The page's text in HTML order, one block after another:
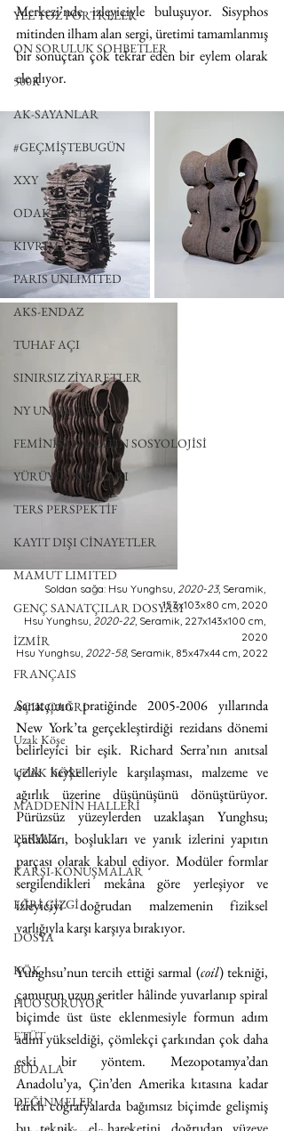
YEL TOZ PORTRELER
ON SORULUK SOHBETLER
500K
AK-SAYANLAR
#GEÇMİŞTEBUGÜN
XXY
ODAK: RESİM
KIVRIM
PARIS UNLIMITED
AKS-ENDAZ
TUHAF AÇI
SINIRSIZ ZİYARETLER
NY UNLIMITED
FEMİNİST SANATIN SOSYOLOJİSİ
YÜRÜYÜŞ NOTLARI
TERS PERSPEKTİF
KAYIT DIŞI CİNAYETLER
MAMUT LIMITED
GENÇ SANATÇILAR DOSYASI
İZMİR
FRANÇAIS
AÇIK ÇAĞRI
Uzak Köşe
UZAK KÖŞE
MADDENİN HALLERİ
PERVAZ
KARŞI-KONUŞMALAR
EĞRİ ÇİZGİ
DOSYA
KÖK
HUO SORUYOR
ETÜT
BUDALA
DEĞİNMELER
Merkezi’nde izleyiciyle buluşuyor. Sisyphos
mitinden ilham alan sergi, üretimi tamamlanmış
bir sonuçtan çok tekrar eden bir eylem olarak
ele alıyor.
Soldan sağa: Hsu Yunghsu, 2020-23, Seramik,
153x103x80 cm, 2020
Hsu Yunghsu, 2020-22, Seramik, 227x143x100 cm,
2020
Hsu Yunghsu, 2022-58, Seramik, 85x47x44 cm, 2022
Sanatçının pratiğinde 2005-2006 yıllarında
New York’ta gerçekleştirdiği rezidans dönemi
belirleyici bir eşik. Richard Serra’nın anıtsal
çelik heykelleriyle karşılaşması, malzeme ve
ağırlık üzerine düşünüşünü dönüştürüyor.
Pürüzsüz yüzeylerden uzaklaşan Yunghsu;
çatlakları, boşlukları ve yanık izlerini yapıtın
parçası olarak kabul ediyor. Modüler formlar
sergilendikleri mekâna göre yerleşiyor ve
izleyiciyi doğrudan malzemenin fiziksel
varlığıyla karşı karşıya bırakıyor.
Yunghsu’nun tercih ettiği sarmal (coil) tekniği,
çamurun uzun şeritler hâlinde yuvarlanıp spiral
biçimde üst üste eklenmesiyle formun adım
adım yükseldiği, çömlekçi çarkından çok daha
eski bir yöntem. Mezopotamya’dan
Anadolu’ya, Çin’den Amerika kıtasına kadar
farklı coğrafyalarda bağımsız biçimde gelişmiş